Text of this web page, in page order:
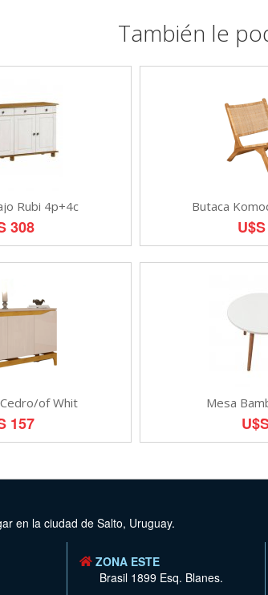
También le
Rubi 4p+4c
308
Butaca
of Whit
157
Mesa
en la ciudad de Salto, Uruguay.
ZONA ESTE
Brasil 1899 Esq. Blanes.